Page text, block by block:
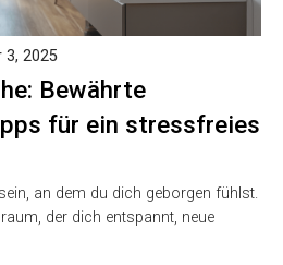
Bewährte
für ein stressfreies
3, 2025
an dem du dich geborgen fühlst.
der dich entspannt, neue